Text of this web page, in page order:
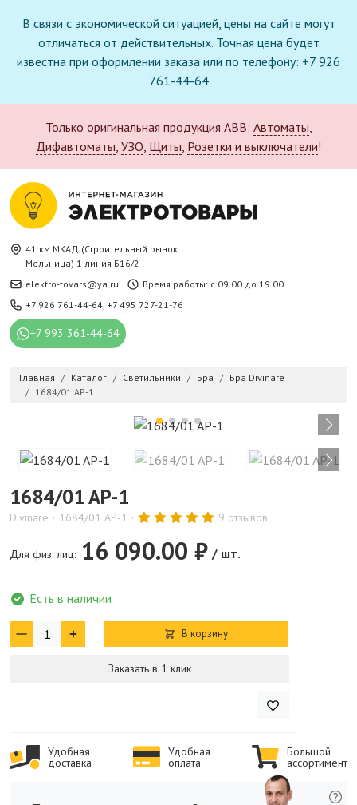
В связи с экономической ситуацией, цены на сайте могут
отличаться от действительных. Точная цена будет
известна при оформлении заказа или по телефону: +7 926
761-44-64
Только оригинальная продукция ABB: Автоматы,
Дифавтоматы, УЗО, Щиты, Розетки и выключатели!
41 км.МКАД (Строительный рынок
Мельница) 1 линия Б16/2
elektro-tovars@ya.ru
Время работы: с 09.00 до 19.00
+7 926 761-44-64, +7 495 727-21-76
+7 993 361-44-64
Главная Каталог Светильники Бра
Бра Divinare
1684/01 AP-1
1684/01 AP-1
Divinare 1684/01 AP-1 9 отзывов
Для физ. лиц: 16 090.00 ₽ / шт.
Есть в наличии
В корзину
Заказать в 1 клик
Удобная
доставка
Удобная
оплата
Большой
ассортимент